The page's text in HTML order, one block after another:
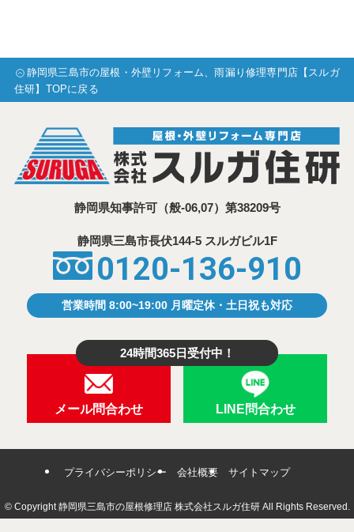
静岡県三島市の屋根・外壁リフォーム、雨漏り修理専門店【スルガ
住研】TOPに戻る
静岡県知事許可（般-06,07）第38209号
静岡県三島市⾧伏144-5 スルガビル1F
0120-136-910
営業時間 8:00~19:00 月曜定休・土日祝も対応
24時間365日受付中！
メール問合わせ LINE問合わせ
プライバシーポリシー 会社概要 サイトマップ
©Copyright 静岡県三島市の屋根修理店 株式会社スルガ住研 All Rights Reserved.